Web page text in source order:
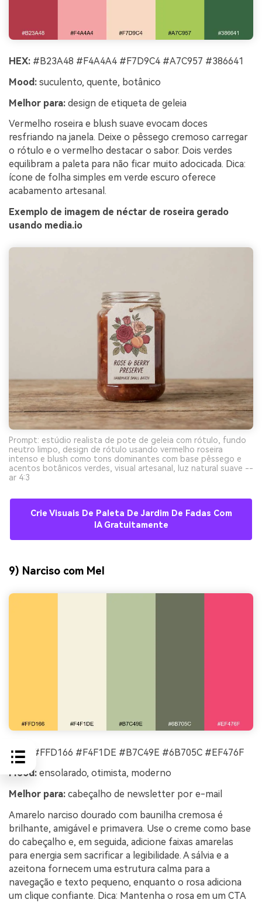
HEX: #B23A48 #F4A4A4 #F7D9C4 #A7C957 #386641
Mood: suculento, quente, botânico
Melhor para: design de etiqueta de geleia
Vermelho roseira e blush suave evocam doces
resfriando na janela. Deixe o pêssego cremoso carregar
o rótulo e o vermelho destacar o sabor. Dois verdes
equilibram a paleta para não ficar muito adocicada. Dica:
ícone de folha simples em verde escuro oferece
acabamento artesanal.
Exemplo de imagem de néctar de roseira gerado
usando media.io
Prompt: estúdio realista de pote de geleia com rótulo, fundo
neutro limpo, design de rótulo usando vermelho roseira
intenso e blush como tons dominantes com base pêssego e
acentos botânicos verdes, visual artesanal, luz natural suave --
ar 4:3
Crie Visuais De Paleta De Jardim De Fadas Com
IA Gratuitamente
9) Narciso com Mel
HEX:
#FFD166 #F4F1DE #B7C49E #6B705C #EF476F
Mood: ensolarado, otimista, moderno
Melhor para: cabeçalho de newsletter por e-mail
Amarelo narciso dourado com baunilha cremosa é
brilhante, amigável e primavera. Use o creme como base
do cabeçalho e, em seguida, adicione faixas amarelas
para energia sem sacrificar a legibilidade. A sálvia e a
azeitona fornecem uma estrutura calma para a
navegação e texto pequeno, enquanto o rosa adiciona
um clique confiante. Dica: Mantenha o rosa em um CTA